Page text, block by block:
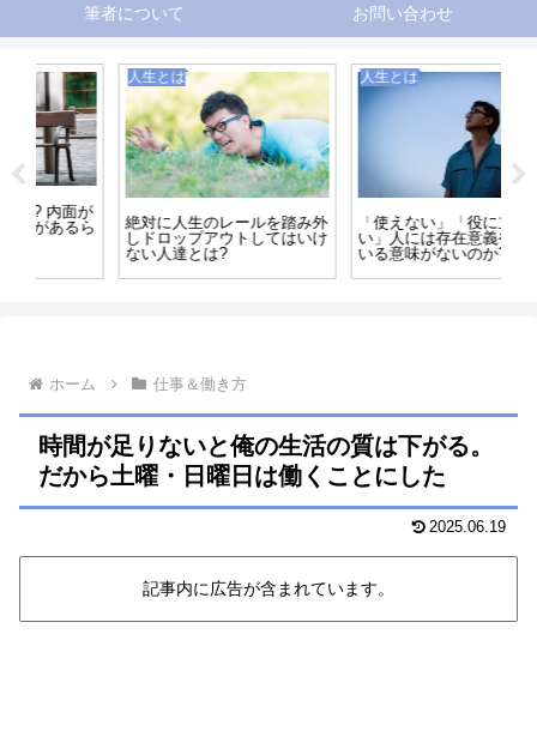
筆者について お問い合わせ
人生とは
絶対に人生のレールを踏み外
しドロップアウトしてはいけ
ない人達とは?
人生とは
「使えない」「役に立たな
い」人には存在意義や生きて
いる意味がないのか?
ホーム 仕事＆働き方
時間が足りないと俺の生活の質は下がる。
だから土曜・日曜日は働くことにした
2025.06.19
記事内に広告が含まれています。